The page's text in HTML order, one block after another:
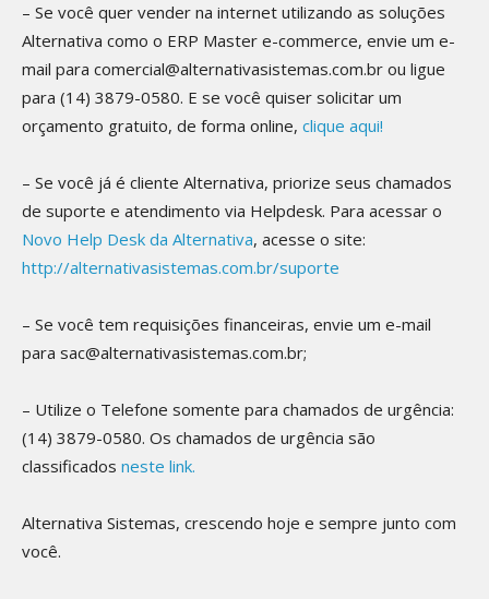
– Se você quer vender na internet utilizando as soluções
Alternativa como o ERP Master e-commerce, envie um e-
mail para comercial@alternativasistemas.com.br ou ligue
para (14) 3879-0580. E se você quiser solicitar um
orçamento gratuito, de forma online, clique aqui!
– Se você já é cliente Alternativa, priorize seus chamados
de suporte e atendimento via Helpdesk. Para acessar o
Novo Help Desk da Alternativa, acesse o site:
http://alternativasistemas.com.br/suporte
– Se você tem requisições financeiras, envie um e-mail
para sac@alternativasistemas.com.br;
– Utilize o Telefone somente para chamados de urgência:
(14) 3879-0580. Os chamados de urgência são
classificados neste link.
Alternativa Sistemas, crescendo hoje e sempre junto com
você.